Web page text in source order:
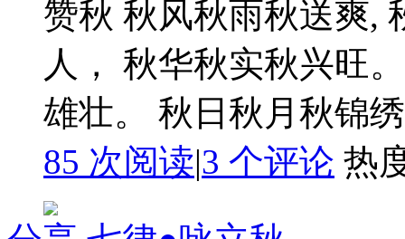
赞秋 秋风秋雨秋送爽,
人， 秋华秋实秋兴旺
雄壮。 秋日秋月秋锦
85 次阅读|3 个评论 热